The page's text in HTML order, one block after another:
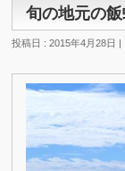
旬の地元の
投稿日 : 2015年4月28日